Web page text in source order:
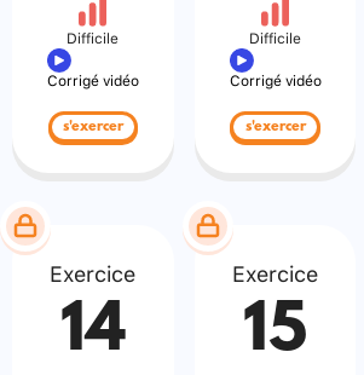
Difficile
Corrigé vidéo
s'exercer
Difficile
Corrigé vidéo
s'exercer
Exercice
14
Exercice
15